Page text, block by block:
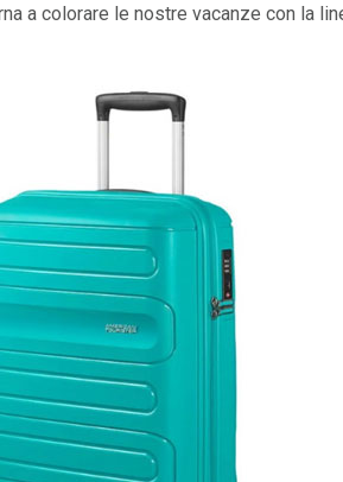
a colorare le nostre vacanze con la